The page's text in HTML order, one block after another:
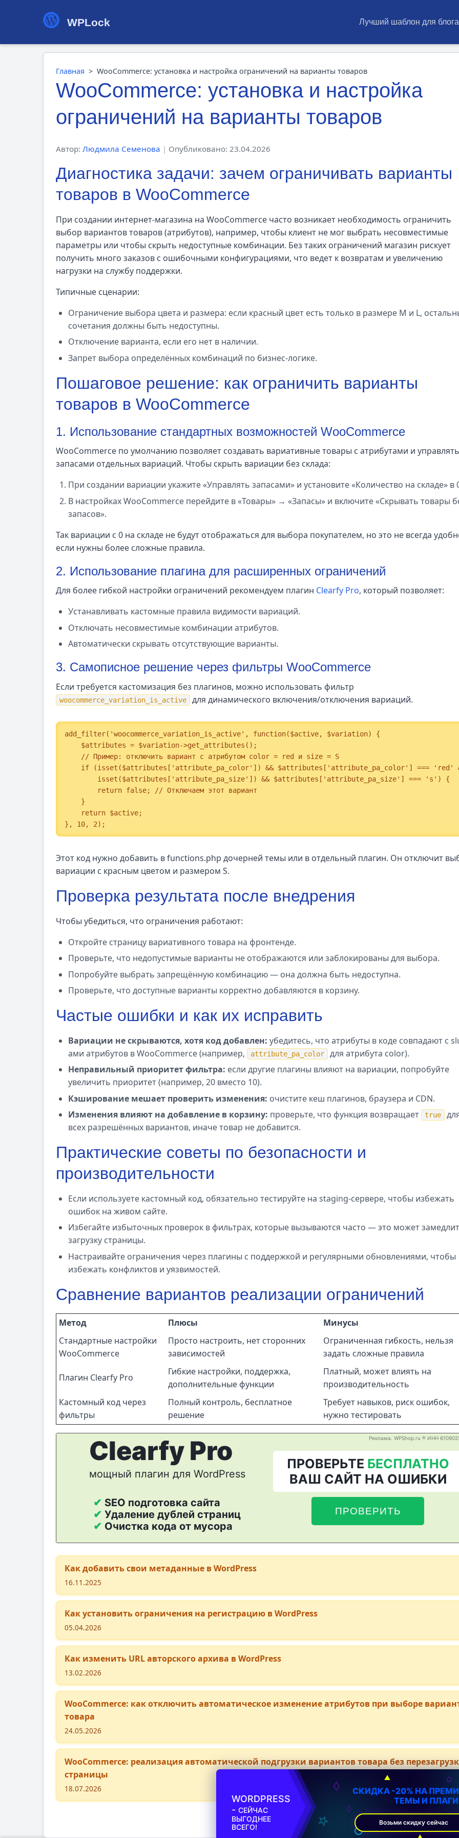
WPLock Лучший шаблон для блога
Главная > WooCommerce: установка и настройка ограничений на варианты товаров
WooCommerce: установка и настройка
ограничений на варианты товаров
Автор: Людмила Семенова | Опубликовано: 23.04.2026
Диагностика задачи: зачем ограничивать варианты
товаров в WooCommerce
При создании интернет-магазина на WooCommerce часто возникает необходимость ограничить
выбор вариантов товаров (атрибутов), например, чтобы клиент не мог выбрать несовместимые
параметры или чтобы скрыть недоступные комбинации. Без таких ограничений магазин рискует
получить много заказов с ошибочными конфигурациями, что ведет к возвратам и увеличению
нагрузки на службу поддержки.
Типичные сценарии:
Ограничение выбора цвета и размера: если красный цвет есть только в размере M и L,
сочетания должны быть недоступны.
Отключение варианта, если его нет в наличии.
Запрет выбора определённых комбинаций по бизнес-логике.
Пошаговое решение: как ограничить варианты
товаров в WooCommerce
1. Использование стандартных возможностей WooCommerce
WooCommerce по умолчанию позволяет создавать вариативные товары с атрибутами и управлять
запасами отдельных вариаций. Чтобы скрыть вариации без склада:
При создании вариации укажите «Управлять запасами» и установите «Количество на складе» в
В настройках WooCommerce перейдите в «Товары» → «Запасы» и включите «Скрывать товары
запасов».
Так вариации с 0 на складе не будут отображаться для выбора покупателем, но это не всегда
если нужны более сложные правила.
2. Использование плагина для расширенных ограничений
Для более гибкой настройки ограничений рекомендуем плагин Clearfy Pro, который позволяет:
Устанавливать кастомные правила видимости вариаций.
Отключать несовместимые комбинации атрибутов.
Автоматически скрывать отсутствующие варианты.
3. Самописное решение через фильтры WooCommerce
Если требуется кастомизация без плагинов, можно использовать фильтр
woocommerce_variation_is_active для динамического включения/отключения вариаций.
add_filter('woocommerce_variation_is_active', function($active, $variation) {
}, 10, 2);
Этот код нужно добавить в functions.php дочерней темы или в отдельный плагин. Он отключит
вариации с красным цветом и размером S.
Проверка результата после внедрения
Чтобы убедиться, что ограничения работают:
Откройте страницу вариативного товара на фронтенде.
Проверьте, что недопустимые варианты не отображаются или заблокированы для выбора.
Попробуйте выбрать запрещённую комбинацию — она должна быть недоступна.
Проверьте, что доступные варианты корректно добавляются в корзину.
Частые ошибки и как их исправить
Вариации не скрываются, хотя код добавлен: убедитесь, что атрибуты в коде совпадают с
ами атрибутов в WooCommerce (например,
attribute_pa_color
для атрибута color).
Неправильный приоритет фильтра: если другие плагины влияют на вариации, попробуйте
увеличить приоритет (например, 20 вместо 10).
Кэширование мешает проверить изменения: очистите кеш плагинов, браузера и CDN.
Изменения влияют на добавление в корзину: проверьте, что функция возвращает true
всех разрешённых вариантов, иначе товар не добавится.
Практические советы по безопасности и
производительности
Если используете кастомный код, обязательно тестируйте на staging-сервере, чтобы избежать
ошибок на живом сайте.
Избегайте избыточных проверок в фильтрах, которые вызываются часто — это может
загрузку страницы.
Настраивайте ограничения через плагины с поддержкой и регулярными обновлениями, чтобы
избежать конфликтов и уязвимостей.
Сравнение вариантов реализации ограничений
Метод Плюсы
Минусы
Стандартные настройки
WooCommerce
Просто настроить, нет сторонних
зависимостей
Ограниченная гибкость, нельзя
задать сложные правила
Плагин Clearfy Pro
Гибкие настройки, поддержка,
дополнительные функции
Платный, может влиять на
производительность
Кастомный код через
фильтры
Полный контроль, бесплатное
решение
Требует навыков, риск ошибок,
нужно тестировать
Как добавить свои метаданные в WordPress
16.11.2025
Как установить ограничения на регистрацию в WordPress
05.04.2026
Как изменить URL авторского архива в WordPress
13.02.2026
WooCommerce: как отключить автоматическое изменение атрибутов при выборе
товара
24.05.2026
WooCommerce: реализация автоматической подгрузки вариантов товара без
страницы
18.07.2026
WORDPRESS
- СЕЙЧАС
ВЫГОДНЕЕ
ВСЕГО!
СКИДКА -20% НА
ТЕМЫ И
Возьми скидку сейчас